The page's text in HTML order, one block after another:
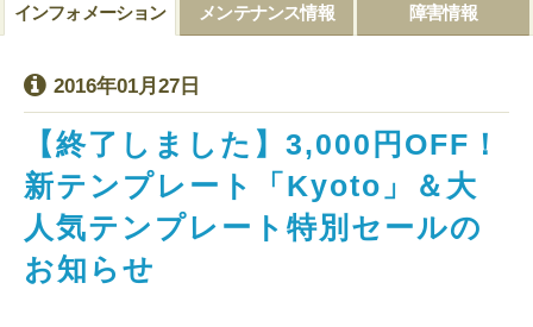
インフォメーション メンテナンス情報 障害情報
2016年01月27日
【終了しました】3,000円OFF！
新テンプレート「Kyoto」＆大
人気テンプレート特別セールの
お知らせ